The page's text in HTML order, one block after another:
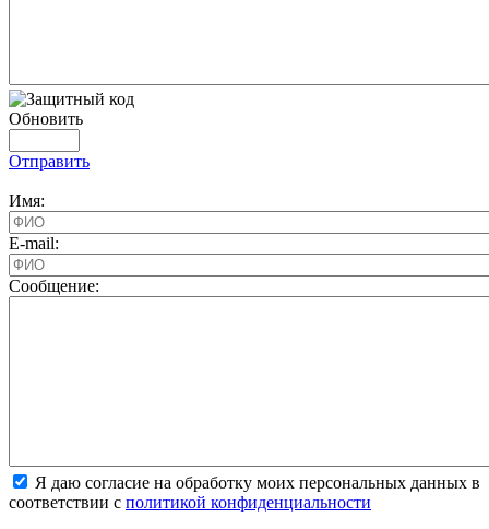
Обновить
Отправить
Имя:
E-mail:
Cообщение:
Я даю согласие на обработку моих персональных данных в
соответствии с политикой конфиденциальности